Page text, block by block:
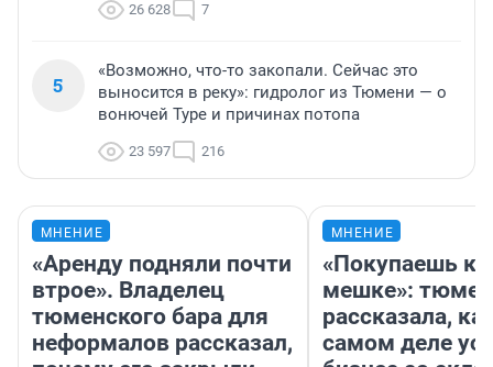
26 628 7
5
«Возможно, что-то закопали. Сейчас это
выносится в реку»: гидролог из Тюмени — о
вонючей Туре и причинах потопа
23 597 216
МНЕНИЕ
«Аренду подняли почти
втрое». Владелец
тюменского бара для
неформалов рассказал,
МНЕНИЕ
«Покупаешь
мешке»:
рассказала,
самом деле